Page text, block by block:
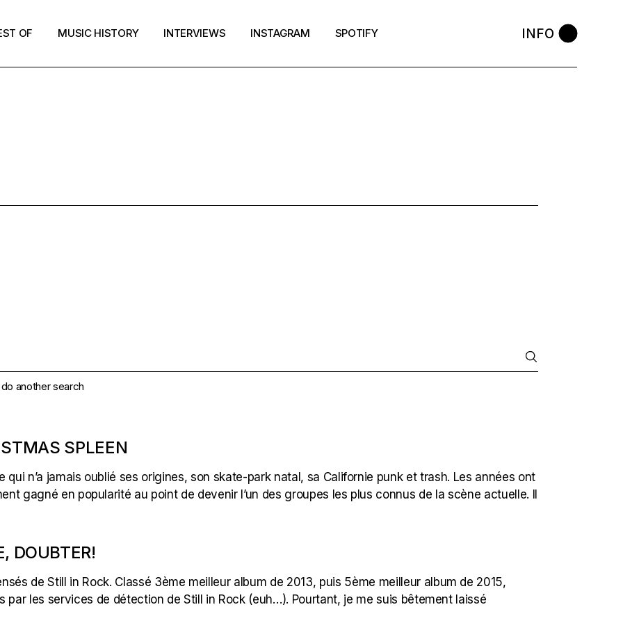
OF MUSIC HISTORY INTERVIEWS INSTAGRAM SPOTIFY INFO
another search
SPLEEN
qui n’a jamais oublié ses origines, son skate-park natal, sa Californie punk et trash. Les années ont
gagné en popularité au point de devenir l’un des groupes les plus connus de la scène actuelle. Il
DOUBTER!
de Still in Rock. Classé 3ème meilleur album de 2013, puis 5ème meilleur album de 2015,
par les services de détection de Still in Rock (euh…). Pourtant, je me suis bêtement laissé